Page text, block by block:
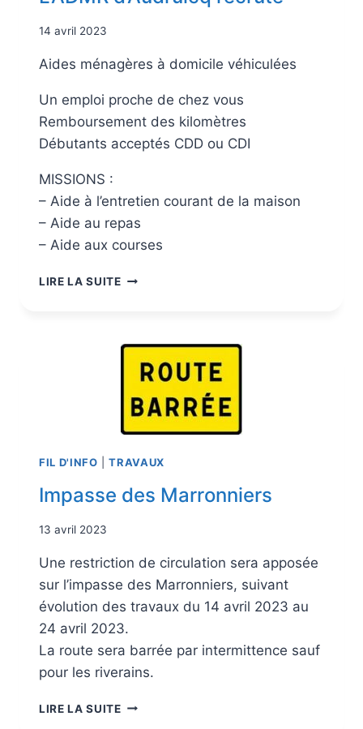
14 avril 2023
Aides ménagères à domicile véhiculées
Un emploi proche de chez vous
Remboursement des kilomètres
Débutants acceptés CDD ou CDI
MISSIONS :
– Aide à l’entretien courant de la maison
– Aide au repas
– Aide aux courses
LIRE LA SUITE
FIL D'INFO |TRAVAUX
Impasse des Marronniers
13 avril 2023
Une restriction de circulation sera apposée
sur l’impasse des Marronniers, suivant
évolution des travaux du 14 avril 2023 au
24 avril 2023.
La route sera barrée par intermittence sauf
pour les riverains.
LIRE LA SUITE